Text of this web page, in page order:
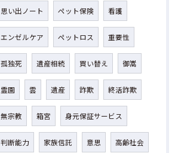
思い出ノート ペット保険 看護
エンゼルケア ペットロス 重要性
孤独死 遺産相続 買い替え 御嵩
霊園 雲 遺産 詐欺 終活詐欺
無宗教 箱宮 身元保証サービス
判断能力 家族信託 意思 高齢社会